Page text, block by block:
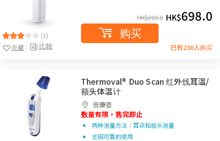
(1)
比较
收藏
HK$699.0 HK$698.0
购买
已有230人购买
Thermoval® Duo Scan 红外线耳温/
额头体温计
营康荟
数量有限，售完即止
两种测量方法：耳朵和额头测量
坚固可靠的使用